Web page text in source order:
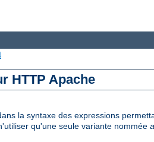
HTTP Apache
la syntaxe des expressions
qu'une seule variante nommée